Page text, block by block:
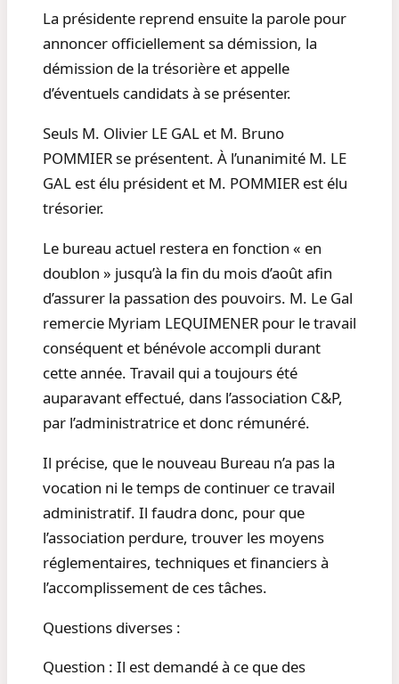
La présidente reprend ensuite la parole pour
annoncer officiellement sa démission, la
démission de la trésorière et appelle
d’éventuels candidats à se présenter.
Seuls M. Olivier LE GAL et M. Bruno
POMMIER se présentent. À l’unanimité M. LE
GAL est élu président et M. POMMIER est élu
trésorier.
Le bureau actuel restera en fonction « en
doublon » jusqu’à la fin du mois d’août afin
d’assurer la passation des pouvoirs. M. Le Gal
remercie Myriam LEQUIMENER pour le travail
conséquent et bénévole accompli durant
cette année. Travail qui a toujours été
auparavant effectué, dans l’association C&P,
par l’administratrice et donc rémunéré.
Il précise, que le nouveau Bureau n’a pas la
vocation ni le temps de continuer ce travail
administratif. Il faudra donc, pour que
l’association perdure, trouver les moyens
réglementaires, techniques et financiers à
l’accomplissement de ces tâches.
Questions diverses :
Question : Il est demandé à ce que des